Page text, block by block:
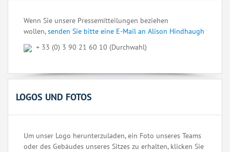
Wenn Sie unsere Pressemitteilungen beziehen
wollen,senden Sie bitte eine E-Mail an Alison Hindhaugh
+ 33 (0) 3 90 21 60 10 (Durchwahl)
LOGOS UND FOTOS
Um unser Logo herunterzuladen, ein Foto unseres Teams
oder des Gebäudes unseres Sitzes zu erhalten, klicken Sie